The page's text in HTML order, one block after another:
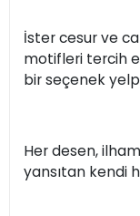
İster cesur ve
motifleri tercih
bir seçenek
Her desen,
yansıtan kendi